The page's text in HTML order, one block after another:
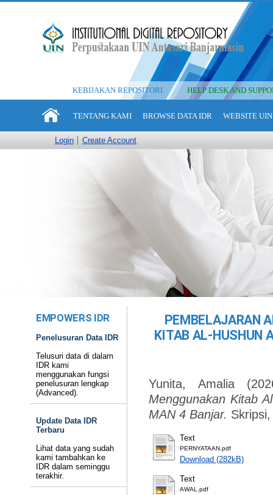
KEBIJAKAN REPOSITORI HELP DESK AND
TENTANG KAMI BROWSE DATA IDR WEBSITE
Login Create Account
EMPOWERS IDR
Penelusuran Data IDR
Telusuri data di dalam
IDR kami
menggunakan fungsi
penelusuran lengkap
(Advanced).
Update Data IDR
Terbaru
Lihat data yang sudah
kami tambahkan ke
IDR dalam seminggu
terakhir.
PEMBELAJARAN
KITAB AL-HUSHUN
Yunita, Amalia
Menggunakan Kitab
MAN 4 Banjar.
Text
PERNYATAAN.pdf
Download (282kB)
Text
AWAL.pdf